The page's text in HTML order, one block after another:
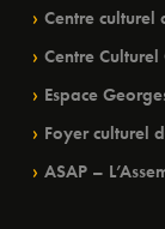
Centre culturel
Centre
Espace
Foyer culturel
ASAP –